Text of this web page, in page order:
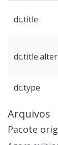
dc.title
dc.type
Arquivos
Pacote